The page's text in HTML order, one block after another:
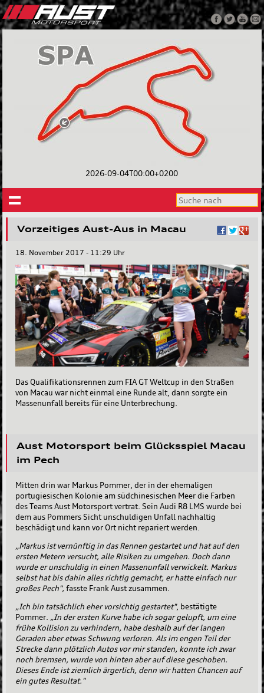
2026-09-04T00:00+0200
Vorzeitiges Aust-Aus in Macau
18. November 2017 - 11:29 Uhr
Das Qualifikationsrennen zum FIA GT Weltcup in den Straßen
von Macau war nicht einmal eine Runde alt, dann sorgte ein
Massenunfall bereits für eine Unterbrechung.
Aust Motorsport beim Glücksspiel Macau
im Pech
Mitten drin war Markus Pommer, der in der ehemaligen
portugiesischen Kolonie am südchinesischen Meer die Farben
des Teams Aust Motorsport vertrat. Sein Audi R8 LMS wurde bei
dem aus Pommers Sicht unschuldigen Unfall nachhaltig
beschädigt und kann vor Ort nicht repariert werden.
„Markus ist vernünftig in das Rennen gestartet und hat auf den
ersten Metern versucht, alle Risiken zu umgehen. Doch dann
wurde er unschuldig in einen Massenunfall verwickelt. Markus
selbst hat bis dahin alles richtig gemacht, er hatte einfach nur
großes Pech", fasste Frank Aust zusammen.
„Ich bin tatsächlich eher vorsichtig gestartet", bestätigte
Pommer. „In der ersten Kurve habe ich sogar gelupft, um eine
frühe Kollision zu verhindern, habe deshalb auf der langen
Geraden aber etwas Schwung verloren. Als im engen Teil der
Strecke dann plötzlich Autos vor mir standen, konnte ich zwar
noch bremsen, wurde von hinten aber auf diese geschoben.
Dieses Ende ist ziemlich ärgerlich, denn wir hatten Chancen auf
ein gutes Resultat."